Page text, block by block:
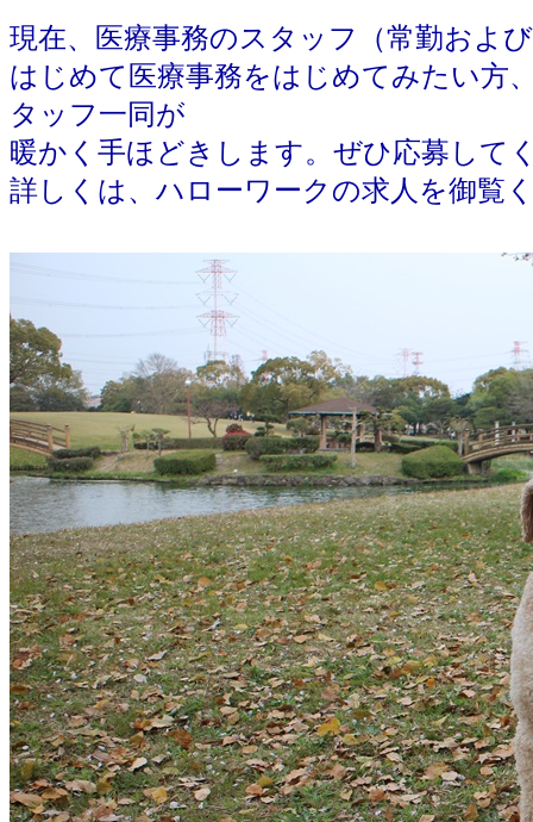
現在、医療事務のスタッフ（常勤およ
はじめて医療事務をはじめてみたい方
タッフ一同が
暖かく手ほどきします。ぜひ応募して
詳しくは、ハローワークの求人を御覧